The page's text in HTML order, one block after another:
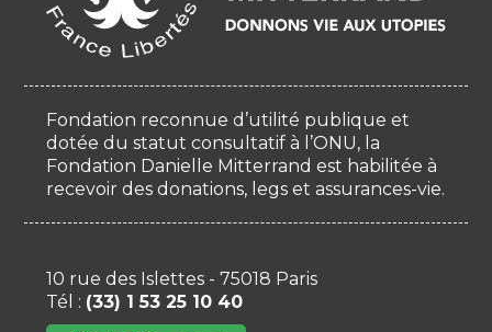
Fondation reconnue d’utilité publique et
dotée du statut consultatif à l’ONU, la
Fondation Danielle Mitterrand est habilitée à
recevoir des donations, legs et assurances-vie.
10 rue des Islettes - 75018 Paris
Tél : (33) 1 53 25 10 40